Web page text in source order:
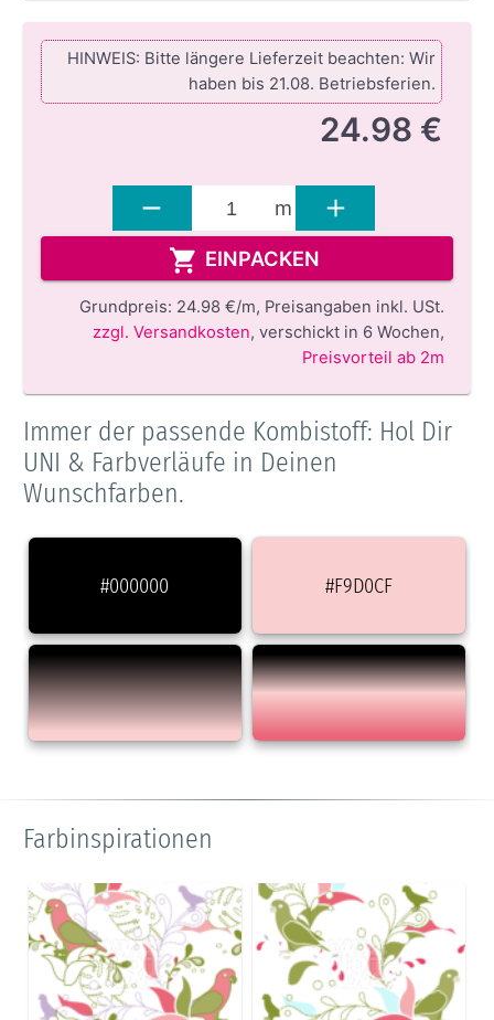
HINWEIS: Bitte längere Lieferzeit beachten: Wir
haben bis 21.08. Betriebsferien.
24.98 €
m
EINPACKEN
Grundpreis: 24.98 €/m, Preisangaben inkl. USt.
zzgl. Versandkosten,verschickt in 6 Wochen,
Preisvorteil ab 2m
Immer der passende Kombistoff: Hol Dir
UNI & Farbverläufe in Deinen
Wunschfarben.
#000000 #F9D0CF
Farbinspirationen